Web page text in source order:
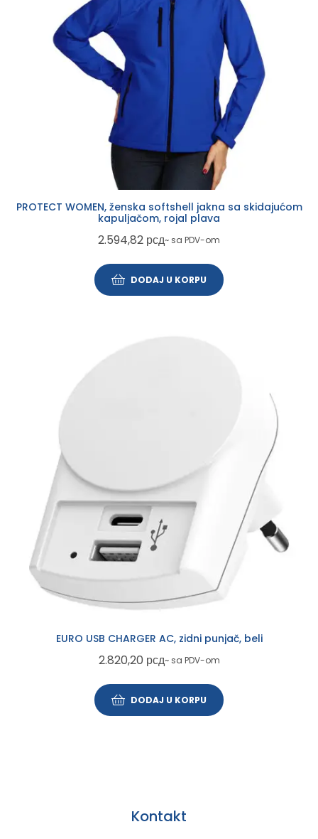
PROTECT WOMEN, ženska softshell jakna sa skidajućom
kapuljačom, rojal plava
2.594,82 рсд~ sa PDV-om
DODAJ U KORPU
EURO USB CHARGER AC, zidni punjač, beli
2.820,20 рсд~ sa PDV-om
DODAJ U KORPU
Kontakt